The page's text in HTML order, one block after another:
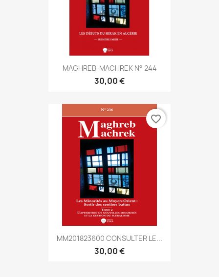
MAGHREB-MACHREK N° 244
30,00 €
MM201823600 CONSULTER LE...
30,00 €
favorite_border